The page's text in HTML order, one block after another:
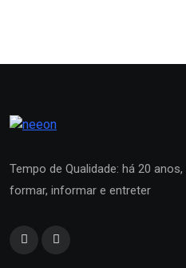
Tempo de Qualidade: há 20
formar, informar e entreter